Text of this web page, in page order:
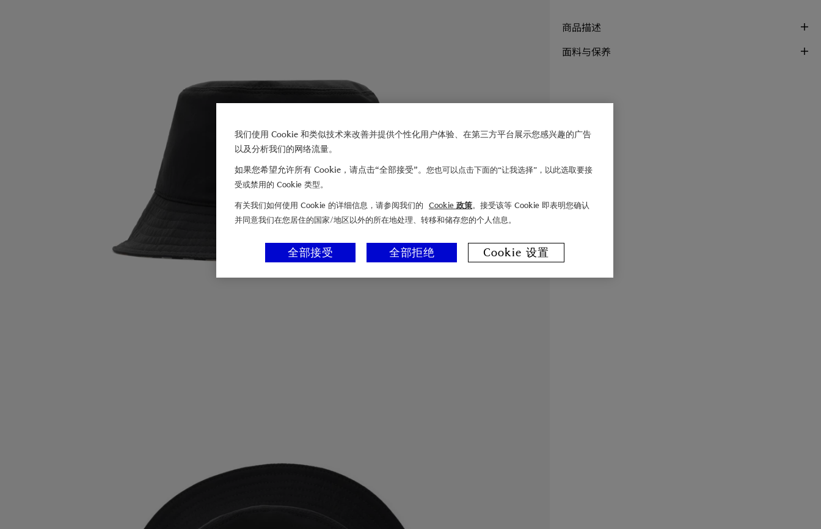
商品描述
面料与保养
我们使用 Cookie 和类似技术来改善并提供个性化用户体验、在第三方平台展示您感兴趣的广告
以及分析我们的网络流量。
如果您希望允许所有 Cookie，请点击“全部接受”。 您也可以点击下面的“让我选择”，以此选取要接
受或禁用的 Cookie 类型。
有关我们如何使用 Cookie 的详细信息，请参阅我们的 Cookie 政策。接受该等 Cookie 即表明您确认
并同意我们在您居住的国家/地区以外的所在地处理、转移和储存您的个人信息。
全部拒绝
全部接受 Cookie 设置